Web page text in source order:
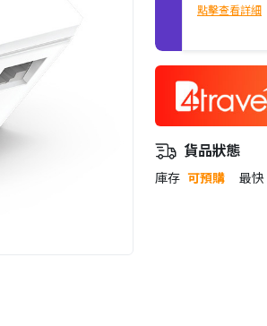
點擊查看詳細
貨品狀態
庫存 可預購 最快